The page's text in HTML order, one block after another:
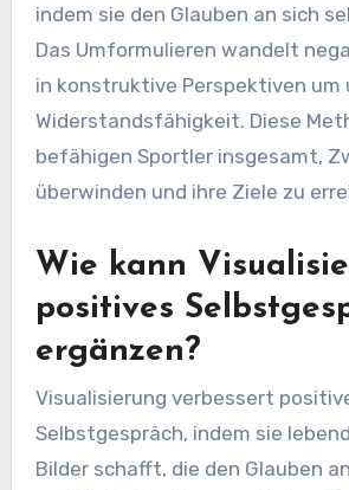
indem sie den Glauben an sich
Das Umformulieren wandelt
in konstruktive Perspektiven um
Widerstandsfähigkeit. Diese
befähigen Sportler insgesamt,
überwinden und ihre Ziele zu
Wie kann
positives
ergänzen?
Visualisierung verbessert
Selbstgespräch, indem sie
Bilder schafft, die den Glauben